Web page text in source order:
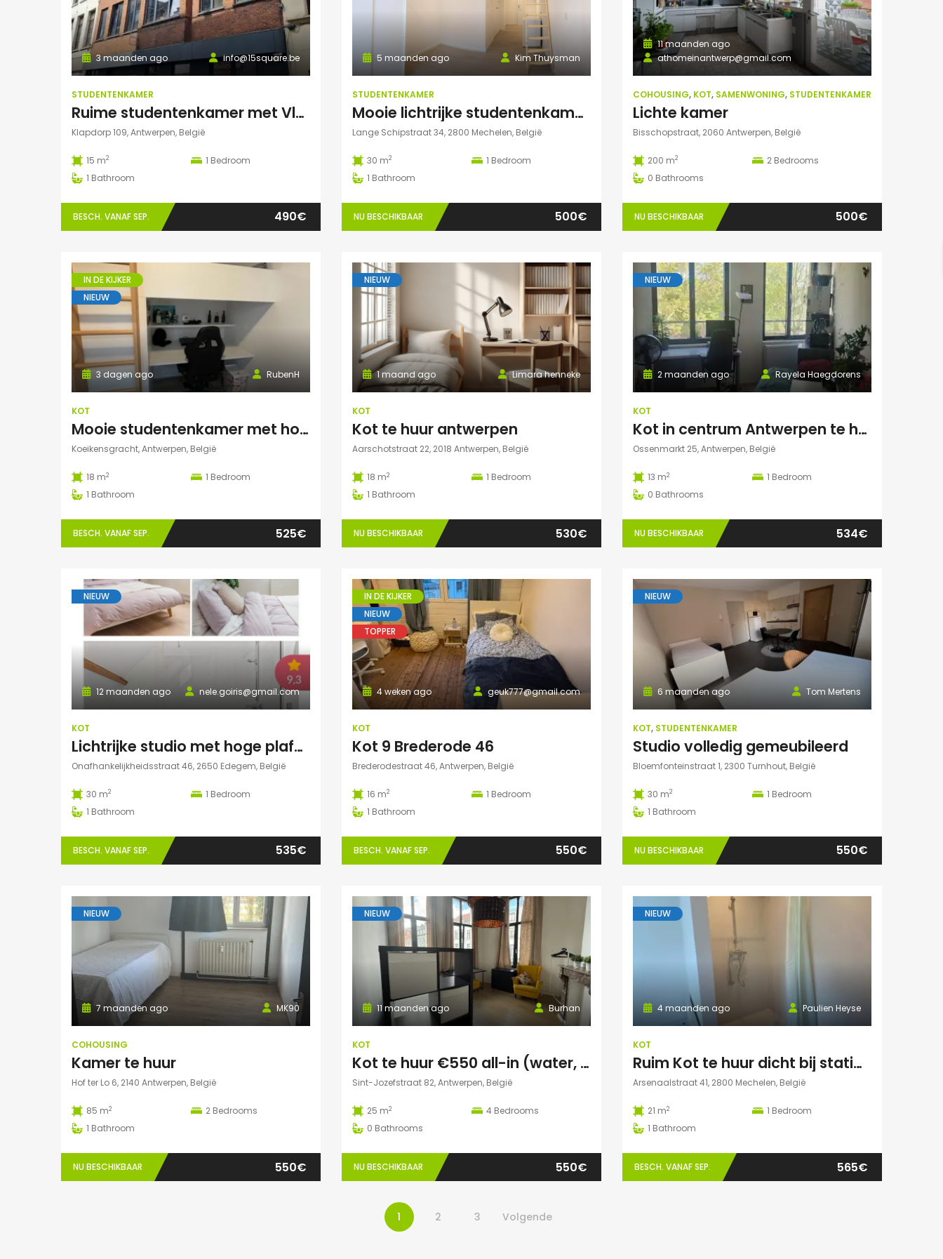
info@15square.be
3 maanden ago
STUDENTENKAMER
Ruime studentenkamer met Vlaams kotlabel, voorzien van eigen douche en lavabo, in kleinschalige residentie
Klapdorp 109, Antwerpen, België
15 m2 1 Bedroom
1 Bathroom
BESCH. VANAF SEP. 490€
Kim Thuysman
5 maanden ago
STUDENTENKAMER
Mooie lichtrijke studentenkamer in hartje Mechelen! (te huur t.e.m. 31 augustus)
Lange Schipstraat 34, 2800 Mechelen, België
30 m2 1 Bedroom
1 Bathroom
NU BESCHIKBAAR 500€
athomeinantwerp@gmail.com
11 maanden ago
COHOUSING, KOT, SAMENWONING, STUDENTENKAMER
Lichte kamer
Bisschopstraat, 2060 Antwerpen, België
200 m2 2 Bedrooms
0 Bathrooms
NU BESCHIKBAAR 500€
IN DE KIJKER
NIEUW
RubenH
3 dagen ago
KOT
Mooie studentenkamer met hoogslaper en grote gemeenschappelijke ruimte/terras in Campus Eilandje
Koeikensgracht, Antwerpen, België
18 m2 1 Bedroom
1 Bathroom
BESCH. VANAF SEP. 525€
NIEUW
Limara henneke
1 maand ago
KOT
Kot te huur antwerpen
Aarschotstraat 22, 2018 Antwerpen, België
18 m2 1 Bedroom
1 Bathroom
NU BESCHIKBAAR 530€
NIEUW
Rayela Haegdorens
2 maanden ago
KOT
Kot in centrum Antwerpen te huur voor zomermaanden: JUNI/JULI/AUGUSTUS
Ossenmarkt 25, Antwerpen, België
13 m2 1 Bedroom
0 Bathrooms
NU BESCHIKBAAR 534€
NIEUW
nele.goiris@gmail.com
12 maanden ago
KOT
Lichtrijke studio met hoge plafonds in Edegem
Onafhankelijkheidsstraat 46, 2650 Edegem, België
30 m2 1 Bedroom
1 Bathroom
BESCH. VANAF SEP. 535€
IN DE KIJKER
NIEUW
TOPPER
geuk777@gmail.com
4 weken ago
KOT
Kot 9 Brederode 46
Brederodestraat 46, Antwerpen, België
16 m2 1 Bedroom
1 Bathroom
BESCH. VANAF SEP. 550€
NIEUW
Tom Mertens
6 maanden ago
KOT, STUDENTENKAMER
Studio volledig gemeubileerd
Bloemfonteinstraat 1, 2300 Turnhout, België
30 m2 1 Bedroom
1 Bathroom
NU BESCHIKBAAR 550€
NIEUW
MK90
7 maanden ago
COHOUSING
Kamer te huur
Hof ter Lo 6, 2140 Antwerpen, België
85 m2 2 Bedrooms
1 Bathroom
NU BESCHIKBAAR 550€
NIEUW
Burhan
11 maanden ago
KOT
Kot te huur €550 all-in (water, elektriciteit, wifi incl)
Sint-Jozefstraat 82, Antwerpen, België
25 m2 4 Bedrooms
0 Bathrooms
NU BESCHIKBAAR 550€
NIEUW
Paulien Heyse
4 maanden ago
KOT
Ruim Kot te huur dicht bij station Mechelen
Arsenaalstraat 41, 2800 Mechelen, België
21 m2 1 Bedroom
1 Bathroom
BESCH. VANAF SEP. 565€
1 2 3 Volgende